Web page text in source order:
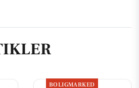
BOLIGMARKED